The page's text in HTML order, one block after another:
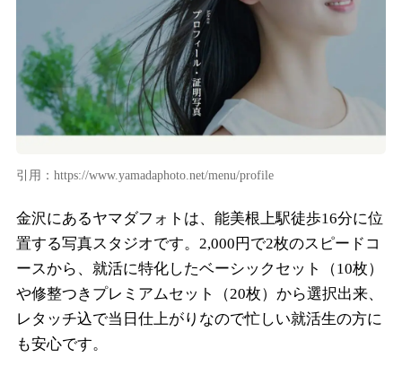
引用：https://www.yamadaphoto.net/menu/profile
金沢にあるヤマダフォトは、能美根上駅徒歩16分に位
置する写真スタジオです。2,000円で2枚のスピードコ
ースから、就活に特化したベーシックセット（10枚）
や修整つきプレミアムセット（20枚）から選択出来、
レタッチ込で当日仕上がりなので忙しい就活生の方に
も安心です。